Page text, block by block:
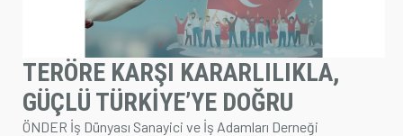
MEDYA
İLETİŞİM
TERÖRE KARŞI KARARLILIKLA,
GÜÇLÜ TÜRKİYE’YE DOĞRU
ÖNDER İş Dünyası Sanayici ve İş Adamları Derneği